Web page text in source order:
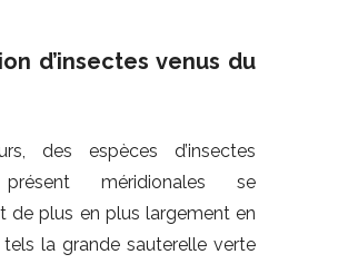
d’insectes venus du
des espèces d’insectes
présent méridionales se
de plus en plus largement en
tels la grande sauterelle verte